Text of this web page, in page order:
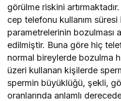
görülme riskini
cep telefonu kullanım süresi
parametrelerinin bozulması
edilmiştir. Buna göre hiç
normal bireylerde bozulma
üzeri kullanan kişilerde
spermin büyüklüğü, şekli,
oranlarında anlamlı